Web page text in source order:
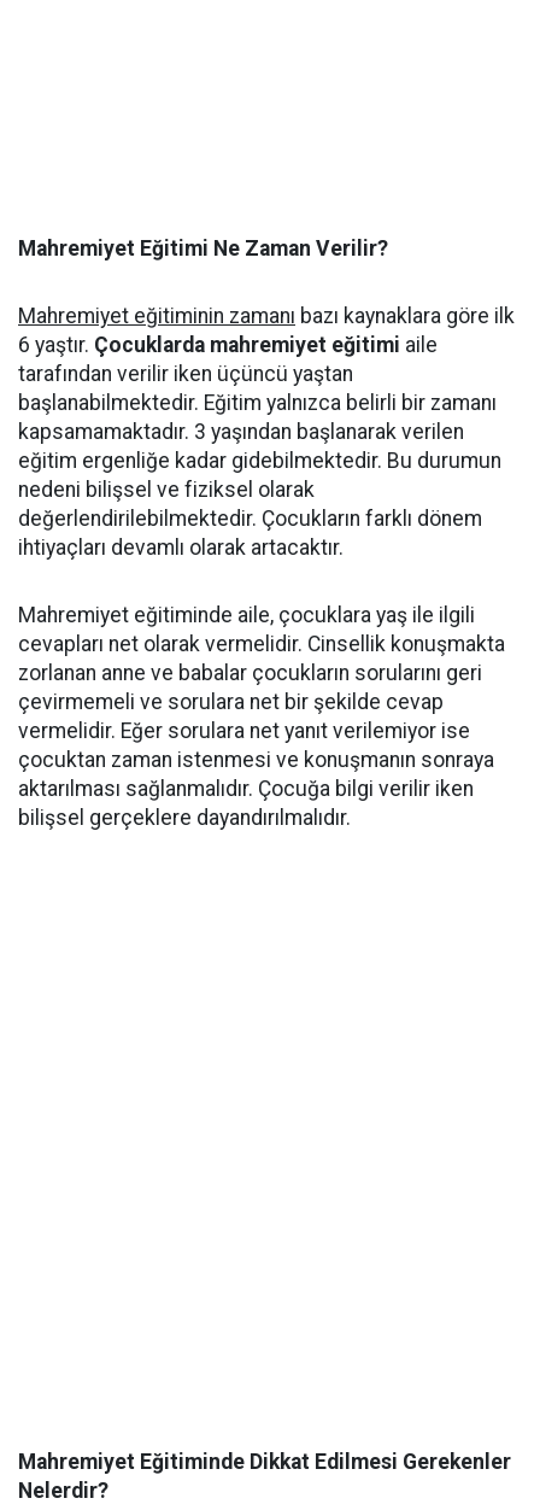
Mahremiyet Eğitimi Ne Zaman Verilir?
Mahremiyet eğitiminin zamanı bazı kaynaklara göre ilk
6 yaştır. Çocuklarda mahremiyet eğitimi aile
tarafından verilir iken üçüncü yaştan
başlanabilmektedir. Eğitim yalnızca belirli bir zamanı
kapsamamaktadır. 3 yaşından başlanarak verilen
eğitim ergenliğe kadar gidebilmektedir. Bu durumun
nedeni bilişsel ve fiziksel olarak
değerlendirilebilmektedir. Çocukların farklı dönem
ihtiyaçları devamlı olarak artacaktır.
Mahremiyet eğitiminde aile, çocuklara yaş ile ilgili
cevapları net olarak vermelidir. Cinsellik konuşmakta
zorlanan anne ve babalar çocukların sorularını geri
çevirmemeli ve sorulara net bir şekilde cevap
vermelidir. Eğer sorulara net yanıt verilemiyor ise
çocuktan zaman istenmesi ve konuşmanın sonraya
aktarılması sağlanmalıdır. Çocuğa bilgi verilir iken
bilişsel gerçeklere dayandırılmalıdır.
Mahremiyet Eğitiminde Dikkat Edilmesi Gerekenler
Nelerdir?